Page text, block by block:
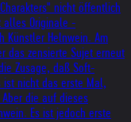
nicht öffentlich
alles Originale -
Künstler Helnwein. Am
das zensierte Sujet erneut
Zusage, daß Soft-
ist nicht das erste Mal,
die auf dieses
Es ist jedoch erste